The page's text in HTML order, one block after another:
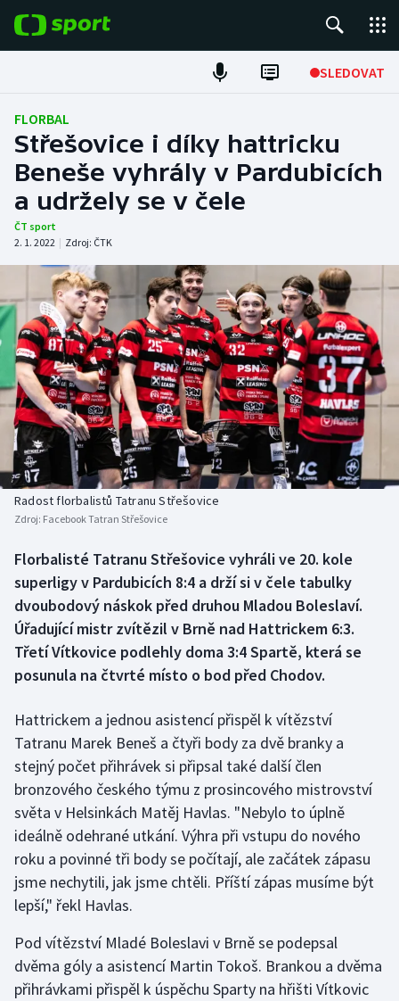
SLEDOVAT
Fotbal
Hokej
Tenis
Atletika
Cyklistika
DALŠÍ SPORTY
Americký fotbal
Baseball a softbal
Basketbal
Biatlon
Box
Curling
Dostihy
Florbal
Futsal
Golf
Gymnastika
Házená
Judo
NEPŘEHLÉDNĚTE
Soutěže
Historické návraty
Aplikace ČT sport
FLORBAL
Střešovice i díky hattricku
Beneše vyhrály v Pardubicích
a udržely se v čele
ČT sport
2. 1. 2022 | Zdroj: ČTK
Radost florbalistů Tatranu Střešovice
Zdroj: Facebook Tatran Střešovice
Florbalisté Tatranu Střešovice vyhráli ve 20. kole
superligy v Pardubicích 8:4 a drží si v čele tabulky
dvoubodový náskok před druhou Mladou Boleslaví.
Úřadující mistr zvítězil v Brně nad Hattrickem 6:3.
Třetí Vítkovice podlehly doma 3:4 Spartě, která se
posunula na čtvrté místo o bod před Chodov.
Hattrickem a jednou asistencí přispěl k vítězství
Tatranu Marek Beneš a čtyři body za dvě branky a
stejný počet přihrávek si připsal také další člen
bronzového českého týmu z prosincového mistrovství
světa v Helsinkách Matěj Havlas. "Nebylo to úplně
ideálně odehrané utkání. Výhra při vstupu do nového
roku a povinné tři body se počítají, ale začátek zápasu
jsme nechytili, jak jsme chtěli. Příští zápas musíme být
lepší," řekl Havlas.
Pod vítězství Mladé Boleslavi v Brně se podepsal
dvěma góly a asistencí Martin Tokoš. Brankou a dvěma
přihrávkami přispěl k úspěchu Sparty na hřišti Vítkovic